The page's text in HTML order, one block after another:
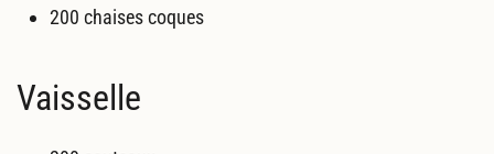
200 chaises coques
Vaisselle